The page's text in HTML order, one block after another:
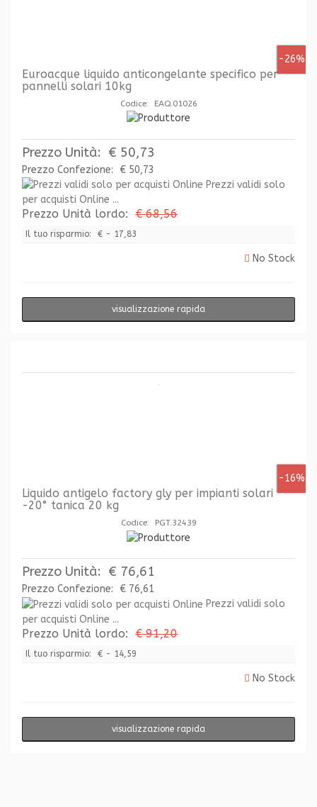
-26%
Euroacque liquido anticongelante specifico per
pannelli solari 10kg
Codice: EAQ.01026
Prezzo Unità: € 50,73
Prezzo Confezione:
€ 50,73
Prezzi validi solo
per acquisti Online ...
Prezzo Unità lordo: € 68,56
Il tuo risparmio: € - 17,83
No Stock
visualizzazione rapida
-16%
Liquido antigelo factory gly per impianti solari
-20° tanica 20 kg
Codice: PGT.32439
Prezzo Unità: € 76,61
Prezzo Confezione:
€ 76,61
Prezzi validi solo
per acquisti Online ...
Prezzo Unità lordo: € 91,20
Il tuo risparmio: € - 14,59
No Stock
visualizzazione rapida